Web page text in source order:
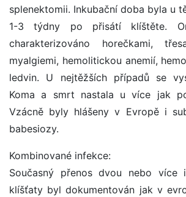
splenektomii. Inkubační doba byla u
1-3 týdny po přisátí klíštěte.
charakterizováno horečkami,
myalgiemi, hemolitickou anemií,
ledvin. U nejtěžších případů se
Koma a smrt nastala u více jak
Vzácně byly hlášeny v Evropě i
babesiozy.
Kombinované infekce:
Současný přenos dvou nebo více
klíšťaty byl dokumentován jak v